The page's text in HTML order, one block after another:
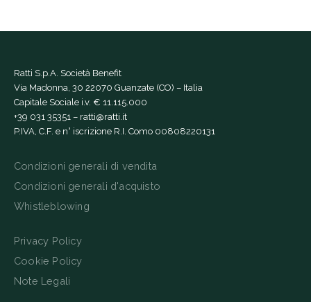
Ratti S.p.A. Società Benefit
Via Madonna, 30 22070 Guanzate (CO) – Italia
Capitale Sociale i.v. € 11.115.000
+39 031 35351 – ratti@ratti.it
P.IVA, C.F. e n° iscrizione R.I. Como 00808220131
Condizioni generali di vendita
Condizioni generali d'acquisto
Whistleblowing
Privacy Policy
Cookie Policy
Note Legali